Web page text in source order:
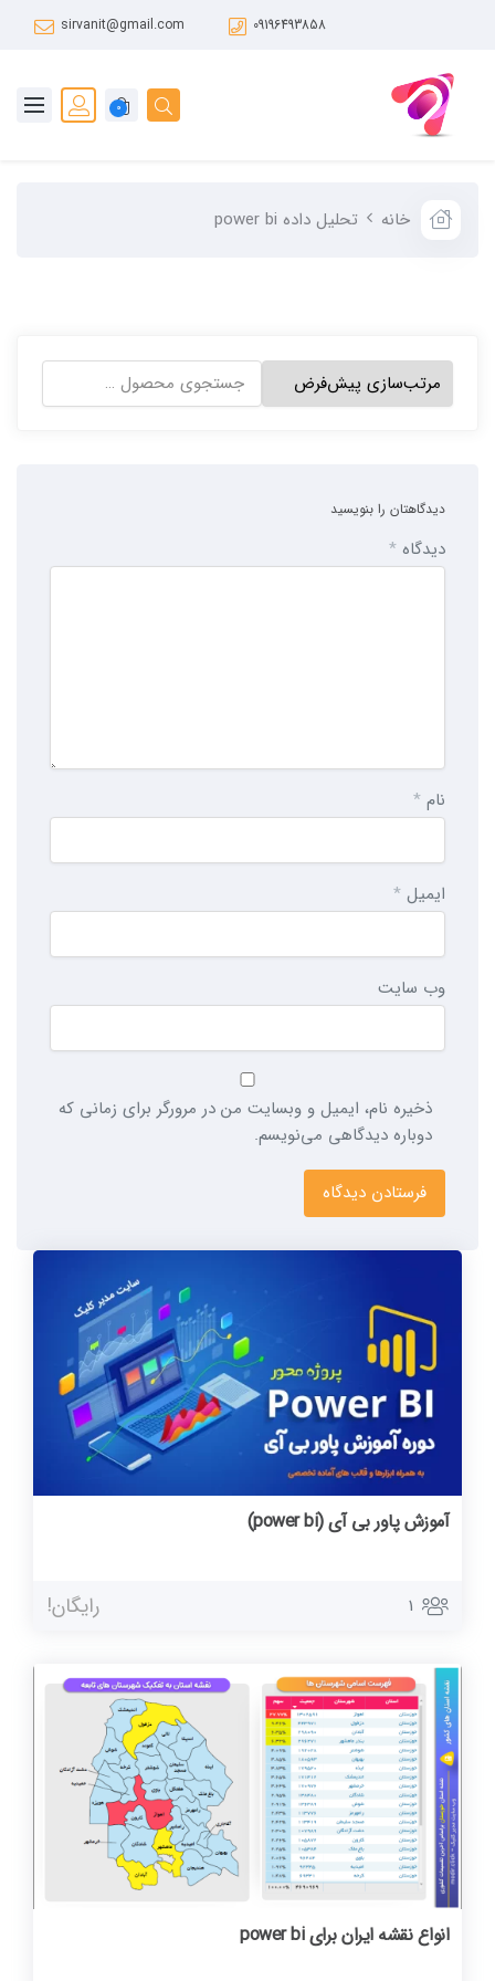
09196493858
sirvanit@gmail.com
0
خانه تحلیل داده power bi
جستجو
برای:
دیدگاهتان را بنویسید
دیدگاه *
نام *
ایمیل *
وب‌ سایت
ذخیره نام، ایمیل و وبسایت من در مرورگر برای زمانی که
دوباره دیدگاهی می‌نویسم.
آموزش پاور بی آی (power bi)
1 رایگان!
انواع نقشه ایران برای power bi